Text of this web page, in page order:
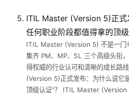
ITIL Master (Version 5)正式
任何职业阶段都值得拿的顶级
ITIL Master (Version 5) 不是一
集齐 PM、MP、SL 三个高级头衔
得权威的行业认可和清晰的成长路
(Version 5)正式发布：为什么说它
顶级认证"？ ITIL Master (Version